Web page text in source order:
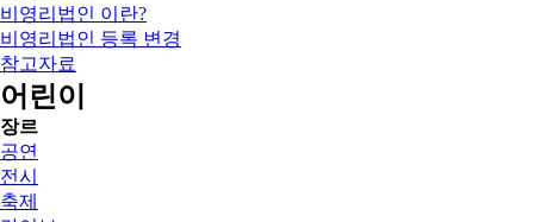
비영리법인 이란?
비영리법인 등록 변경
참고자료
어린이
장르
공연
전시
축제